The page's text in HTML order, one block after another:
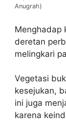
Anugrah)
Menghadap
deretan
melingkari
Vegetasi
kesejukan,
ini juga
karena